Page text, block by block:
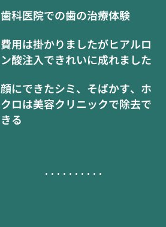
歯科医院での歯の治療体験
費用は掛かりましたがヒアルロ
ン酸注入できれいに成れました
顔にできたシミ、そばかす、ホ
クロは美容クリニックで除去で
きる